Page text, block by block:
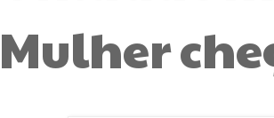
Mulher